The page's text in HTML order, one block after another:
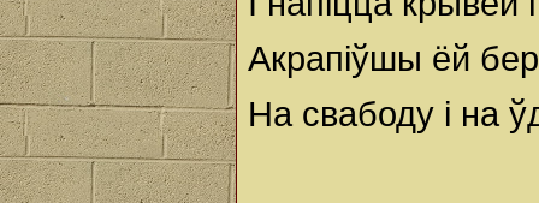
Акрапіўшы ёй
На свабоду і на